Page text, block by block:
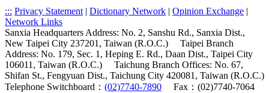
::: Privacy Statement| Dictionary Network | Opinion Exchange |
Network Links
Sanxia Headquarters Address: No. 2, Sanshu Rd., Sanxia Dist.,
New Taipei City 237201, Taiwan (R.O.C.)
Taipei Branch
Address: No. 179, Sec. 1, Heping E. Rd., Daan Dist., Taipei City
106011, Taiwan (R.O.C.)
Taichung Branch Offices: No. 67,
Shifan St., Fengyuan Dist., Taichung City 420081, Taiwan (R.O.C.)
Telephone Switchboard： (02)7740-7890
Fax：(02)7740-7064